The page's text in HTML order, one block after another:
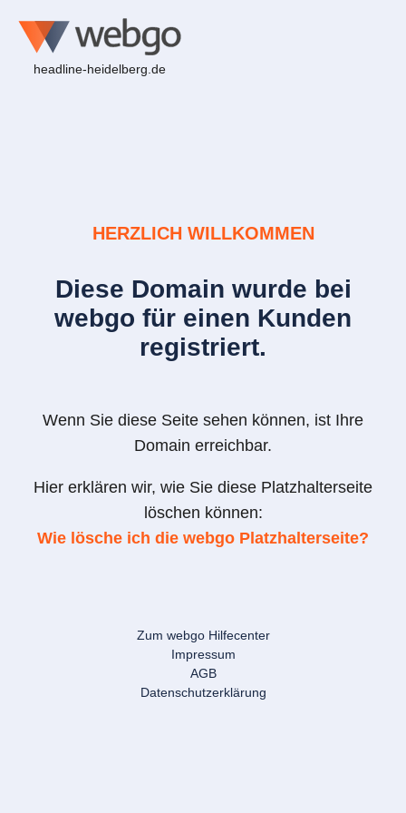
headline-heidelberg.de
HERZLICH WILLKOMMEN
Diese Domain wurde bei
webgo für einen Kunden
registriert.
Wenn Sie diese Seite sehen können, ist Ihre
Domain erreichbar.
Hier erklären wir, wie Sie diese Platzhalterseite
löschen können:
Wie lösche ich die webgo Platzhalterseite?
Zum webgo Hilfecenter
Impressum
AGB
Datenschutzerklärung